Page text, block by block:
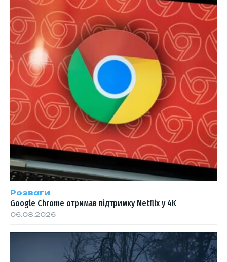
Розваги
Google Chrome отримав підтримку Netflix у 4K
06.08.2026